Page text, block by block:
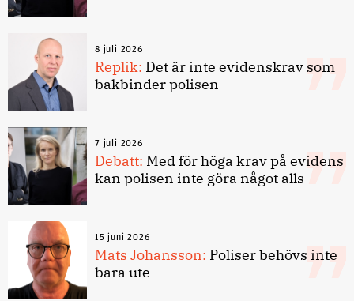
8 juli 2026
Replik: Det är inte evidenskrav som
bakbinder polisen
7 juli 2026
Debatt: Med för höga krav på evidens
kan polisen inte göra något alls
15 juni 2026
Mats Johansson: Poliser behövs inte
bara ute